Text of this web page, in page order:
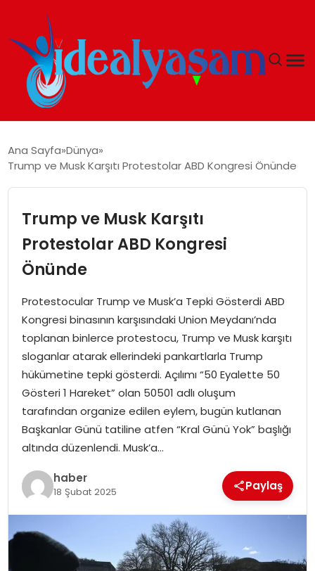
GÜNDEM
EKONOMI
İDEAL YAŞAM
YAŞAM
MAGAZIN
SAĞLIK
SOSYAL HABER
Ana Sayfa Dünya
Trump ve Musk Karşıtı Protestolar ABD Kongresi Önünde
Trump ve Musk Karşıtı
Protestolar ABD Kongresi
Önünde
Protestocular Trump ve Musk’a Tepki Gösterdi ABD
Kongresi binasının karşısındaki Union Meydanı’nda
toplanan binlerce protestocu, Trump ve Musk karşıtı
sloganlar atarak ellerindeki pankartlarla Trump
hükümetine tepki gösterdi. Açılımı “50 Eyalette 50
Gösteri 1 Hareket” olan 50501 adlı oluşum
tarafından organize edilen eylem, bugün kutlanan
Başkanlar Günü tatiline atfen “Kral Günü Yok” başlığı
altında düzenlendi. Musk’a…
haber
18 Şubat 2025 Paylaş